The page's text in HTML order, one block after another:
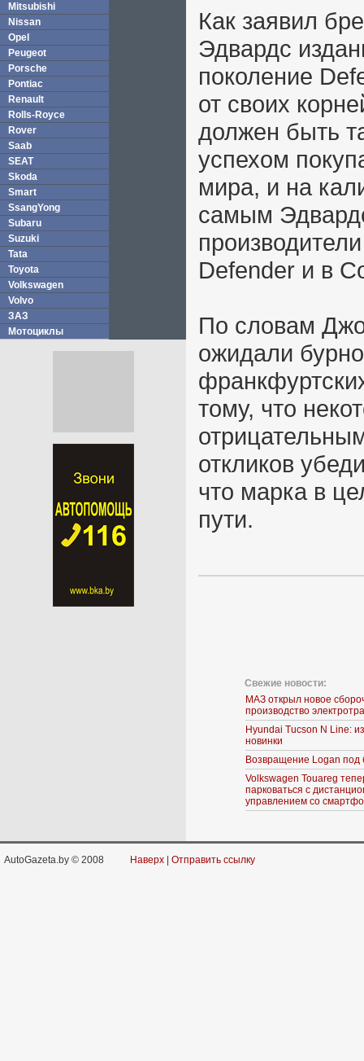
Mitsubishi
Nissan
Opel
Peugeot
Porsche
Pontiac
Renault
Rolls-Royce
Rover
Saab
SEAT
Skoda
Smart
SsangYong
Subaru
Suzuki
Tata
Toyota
Volkswagen
Volvo
ЗАЗ
Мотоциклы
Как заявил
Эдвардс
поколение
от своих
должен быть
успехом
мира, и на
самым
Defender и в
По словам
ожидали
тому, что
откликов
что марка в
пути.
Свежие новости:
МАЗ открыл новое
производство
Hyundai Tucson N Line:
новинки
Возвращение Logan под
Volkswagen Touareg
парковаться с
управлением со
AutoGazeta.by © 2008 Наверх Отправить ссылку